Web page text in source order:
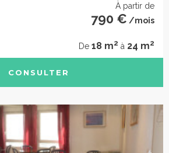
À partir de
790 € /mois
De 18 m2 à 24 m2
CONSULTER